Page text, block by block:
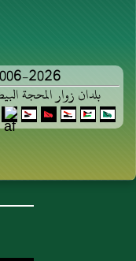
2026
بلدان زوار المحجة